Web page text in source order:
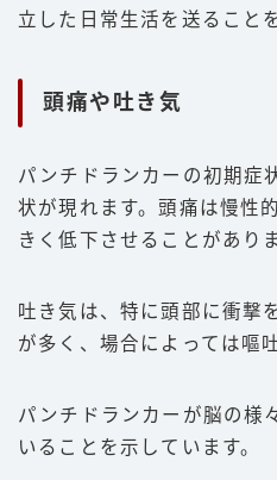
立した日常生活を送ること
頭痛や吐き気
パンチドランカーの初期症
状が現れます。頭痛は慢性
きく低下させることがありま
吐き気は、特に頭部に衝撃
が多く、場合によっては嘔
パンチドランカーが脳の様
いることを示しています。